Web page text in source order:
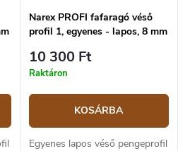
Narex PROFI fafaragó véső
profil 1, egyenes - lapos, 8 mm
10 300 Ft
Raktáron
KOSÁRBA
Egyenes lapos véső pengeprofil